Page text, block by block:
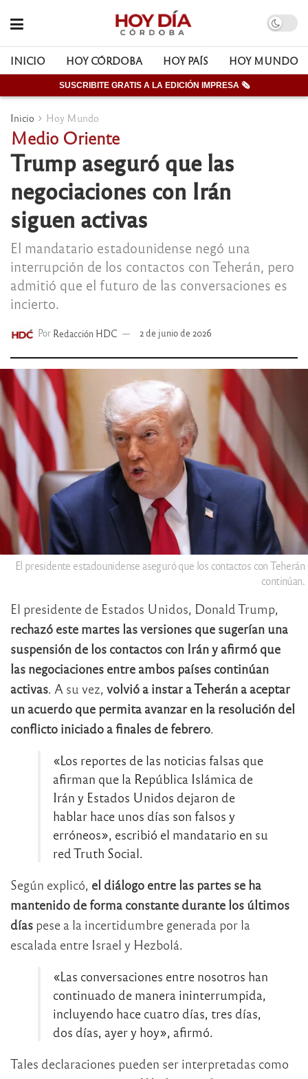
INICIO HOY CÓRDOBA HOY PAÍS HOY MUNDO
SUSCRIBITE GRATIS A LA EDICIÓN IMPRESA 🗞
Inicio Hoy Mundo
Medio Oriente
Trump aseguró que las
negociaciones con Irán
siguen activas
El mandatario estadounidense negó una
interrupción de los contactos con Teherán, pero
admitió que el futuro de las conversaciones es
incierto.
Por Redacción HDC 2 de junio de 2026
El presidente estadounidense aseguró que los contactos con Teherán
continúan.
El presidente de Estados Unidos, Donald Trump,
rechazó este martes las versiones que sugerían una
suspensión de los contactos con Irán y afirmó que
las negociaciones entre ambos países continúan
activas. A su vez, volvió a instar a Teherán a aceptar
un acuerdo que permita avanzar en la resolución del
conflicto iniciado a finales de febrero.
«Los reportes de las noticias falsas que
afirman que la República Islámica de
Irán y Estados Unidos dejaron de
hablar hace unos días son falsos y
erróneos», escribió el mandatario en su
red Truth Social.
Según explicó, el diálogo entre las partes se ha
mantenido de forma constante durante los últimos
días pese a la incertidumbre generada por la
escalada entre Israel y Hezbolá.
«Las conversaciones entre nosotros han
continuado de manera ininterrumpida,
incluyendo hace cuatro días, tres días,
dos días, ayer y hoy», afirmó.
Tales declaraciones pueden ser interpretadas como